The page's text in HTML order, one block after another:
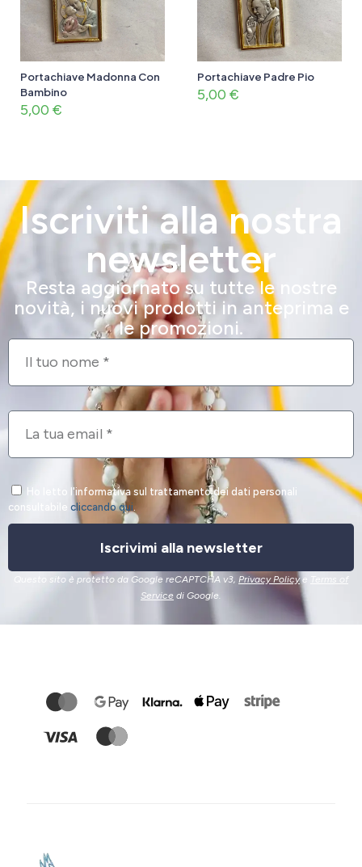
Portachiave Madonna Con
Bambino
5,00 €
Portachiave Padre Pio
5,00 €
Iscriviti alla nostra
newsletter
Resta aggiornato su tutte le nostre
novità, i nuovi prodotti in anteprima e
le promozioni.
Ho letto l'informativa sul trattamento dei dati personali
consultabile cliccando qui.
Iscrivimi alla newsletter
Questo sito è protetto da Google reCAPTCHA v3, Privacy Policye Terms of
Service di Google.